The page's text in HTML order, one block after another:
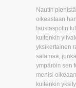
Nautin
oikeastaan
taustaspotin
kuitenkin
yksikertainen
salamaa,
ympäröin sen
menisi
kuitenkin